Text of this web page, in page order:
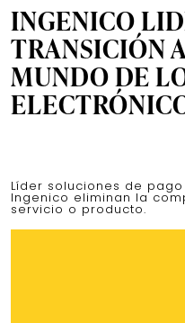
INGENICO
TRANSICIÓN
MUNDO DE
Líder soluciones de
Ingenico eliminan la
servicio o producto.